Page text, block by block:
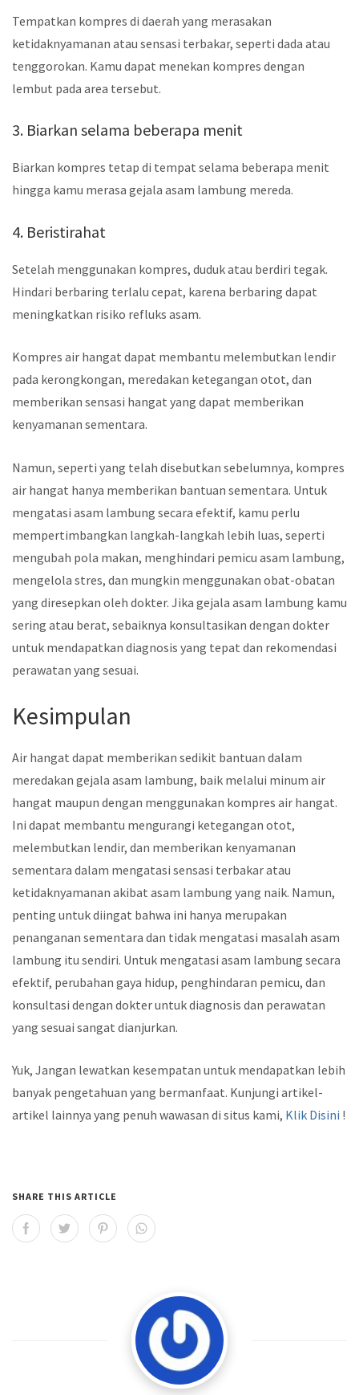
Tempatkan kompres di daerah yang merasakan
ketidaknyamanan atau sensasi terbakar, seperti dada atau
tenggorokan. Kamu dapat menekan kompres dengan
lembut pada area tersebut.
3. Biarkan selama beberapa menit
Biarkan kompres tetap di tempat selama beberapa menit
hingga kamu merasa gejala asam lambung mereda.
4. Beristirahat
Setelah menggunakan kompres, duduk atau berdiri tegak.
Hindari berbaring terlalu cepat, karena berbaring dapat
meningkatkan risiko refluks asam.
Kompres air hangat dapat membantu melembutkan lendir
pada kerongkongan, meredakan ketegangan otot, dan
memberikan sensasi hangat yang dapat memberikan
kenyamanan sementara.
Namun, seperti yang telah disebutkan sebelumnya, kompres
air hangat hanya memberikan bantuan sementara. Untuk
mengatasi asam lambung secara efektif, kamu perlu
mempertimbangkan langkah-langkah lebih luas, seperti
mengubah pola makan, menghindari pemicu asam lambung,
mengelola stres, dan mungkin menggunakan obat-obatan
yang diresepkan oleh dokter. Jika gejala asam lambung kamu
sering atau berat, sebaiknya konsultasikan dengan dokter
untuk mendapatkan diagnosis yang tepat dan rekomendasi
perawatan yang sesuai.
Kesimpulan
Air hangat dapat memberikan sedikit bantuan dalam
meredakan gejala asam lambung, baik melalui minum air
hangat maupun dengan menggunakan kompres air hangat.
Ini dapat membantu mengurangi ketegangan otot,
melembutkan lendir, dan memberikan kenyamanan
sementara dalam mengatasi sensasi terbakar atau
ketidaknyamanan akibat asam lambung yang naik. Namun,
penting untuk diingat bahwa ini hanya merupakan
penanganan sementara dan tidak mengatasi masalah asam
lambung itu sendiri. Untuk mengatasi asam lambung secara
efektif, perubahan gaya hidup, penghindaran pemicu, dan
konsultasi dengan dokter untuk diagnosis dan perawatan
yang sesuai sangat dianjurkan.
Yuk, Jangan lewatkan kesempatan untuk mendapatkan lebih
banyak pengetahuan yang bermanfaat. Kunjungi artikel-
artikel lainnya yang penuh wawasan di situs kami, Klik Disini !
SHARE THIS ARTICLE